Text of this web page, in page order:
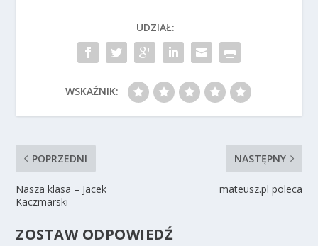
UDZIAŁ:
WSKAŹNIK:
POPRZEDNI
Nasza klasa – Jacek
Kaczmarski
NASTĘPNY
mateusz.pl poleca
ZOSTAW ODPOWIEDŹ